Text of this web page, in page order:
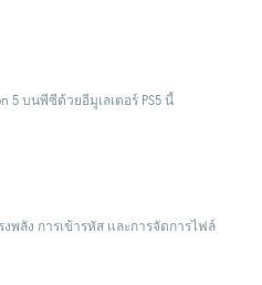
5 บนพีซีด้วยอีมูเลเตอร์ PS5 นี้
พลัง การเข้ารหัส และการจัดการไฟล์